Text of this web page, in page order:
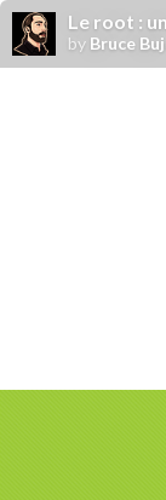
Le root :
by Bruce